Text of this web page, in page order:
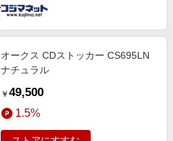
オークス CDストッカー CS695LN
ナチュラル
￥ 49,500
1.5%